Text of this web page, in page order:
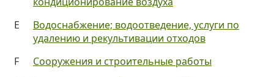
E
Водоснабжение; водоотведение, услуги по
удалению и рекультивации отходов
F
Сооружения и строительные работы